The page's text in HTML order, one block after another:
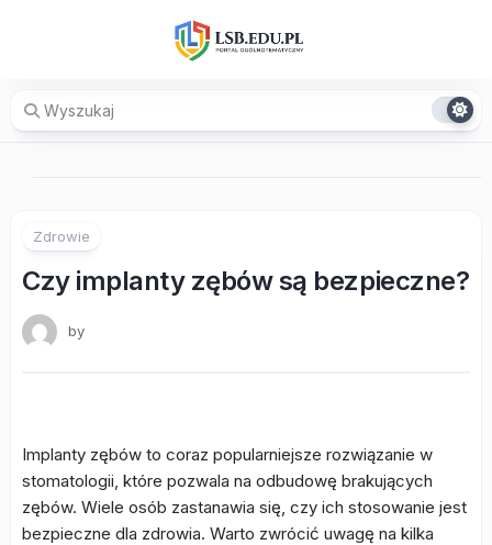
Zdrowie
Czy implanty zębów są bezpieczne?
by
Implanty zębów to coraz popularniejsze rozwiązanie w
stomatologii, które pozwala na odbudowę brakujących
zębów. Wiele osób zastanawia się, czy ich stosowanie jest
bezpieczne dla zdrowia. Warto zwrócić uwagę na kilka